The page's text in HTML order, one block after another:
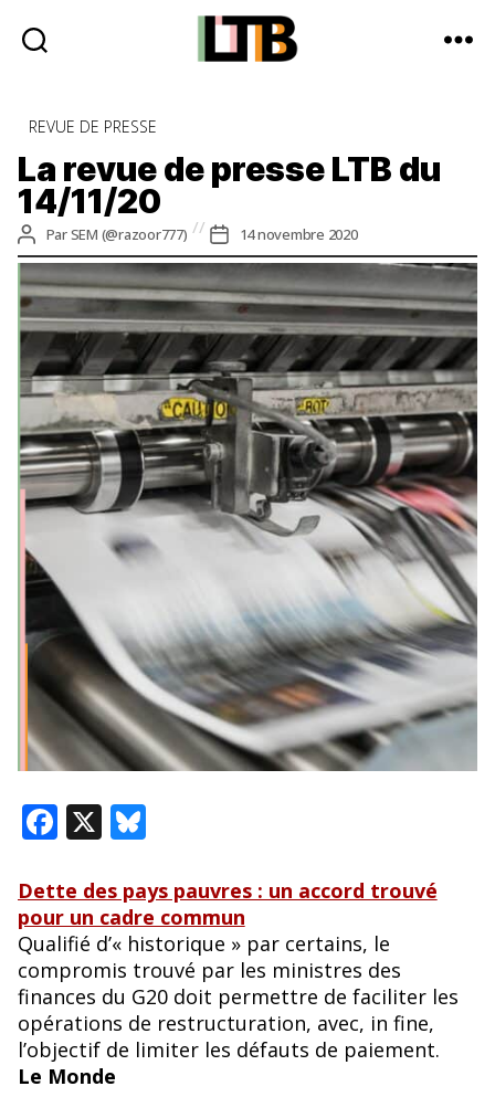
-
Média
quotidienne
Catégories
REVUE DE PRESSE
La revue de presse LTB du
14/11/20
Auteur
de
l’article
ParSEM (@razoor777)
Date
de
l’article
14 novembre 2020
F
e
b
o
o
k
X Bl
e
sk
y
Dette des pays pauvres : un accord trouvé
pour un cadre commun
Qualifié d’« historique » par certains, le
compromis trouvé par les ministres des
finances du G20 doit permettre de faciliter les
opérations de restructuration, avec, in fine,
l’objectif de limiter les défauts de paiement.
Le Monde